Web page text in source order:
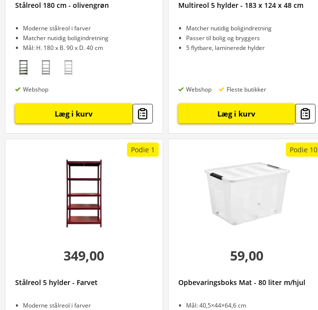
Stålreol 180 cm - olivengrøn
Moderne stålreol i farver
Matcher nutidig boligindretning
Mål: H. 180 x B. 90 x D. 40 cm
Webshop
Læg i kurv
Multireol 5 hylder - 183 x 124 x 48 cm
Matcher nutidig boligindretning
Passer til bolig og bryggers
5 flytbare, laminerede hylder
Webshop Fleste butikker
Læg i kurv
Podie 1
349,00
Stålreol 5 hylder - Farvet
Moderne stålreol i farver
Podie 10
59,00
Opbevaringsboks Mat - 80 liter m/hjul
Mål: 40,5×44×64,6 cm